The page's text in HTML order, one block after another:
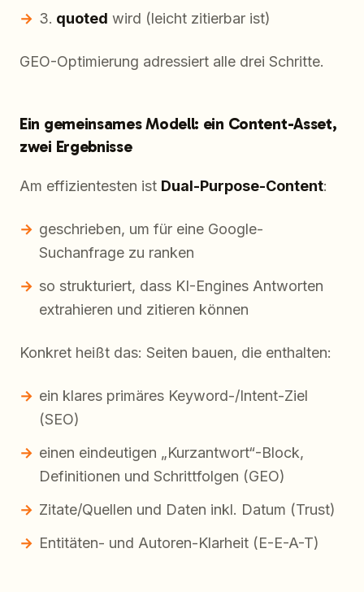
quoted wird (leicht zitierbar ist)
GEO-Optimierung adressiert alle drei Schritte.
Ein gemeinsames Modell: ein Content-Asset,
zwei Ergebnisse
Am effizientesten ist Dual-Purpose-Content:
geschrieben, um für eine Google-
Suchanfrage zu ranken
so strukturiert, dass KI-Engines Antworten
extrahieren und zitieren können
Konkret heißt das: Seiten bauen, die enthalten:
ein klares primäres Keyword-/Intent-Ziel
(SEO)
einen eindeutigen „Kurzantwort“-Block,
Definitionen und Schrittfolgen (GEO)
Zitate/Quellen und Daten inkl. Datum (Trust)
Entitäten- und Autoren-Klarheit (E-E-A-T)